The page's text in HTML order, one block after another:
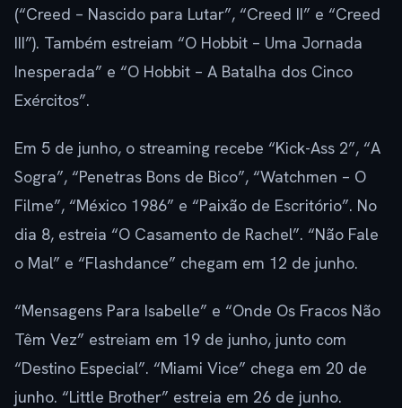
(“Creed – Nascido para Lutar”, “Creed II” e “Creed
III”). Também estreiam “O Hobbit – Uma Jornada
Inesperada” e “O Hobbit – A Batalha dos Cinco
Exércitos”.
Em 5 de junho, o streaming recebe “Kick-Ass 2”, “A
Sogra”, “Penetras Bons de Bico”, “Watchmen – O
Filme”, “México 1986” e “Paixão de Escritório”. No
dia 8, estreia “O Casamento de Rachel”. “Não Fale
o Mal” e “Flashdance” chegam em 12 de junho.
“Mensagens Para Isabelle” e “Onde Os Fracos Não
Têm Vez” estreiam em 19 de junho, junto com
“Destino Especial”. “Miami Vice” chega em 20 de
junho. “Little Brother” estreia em 26 de junho.